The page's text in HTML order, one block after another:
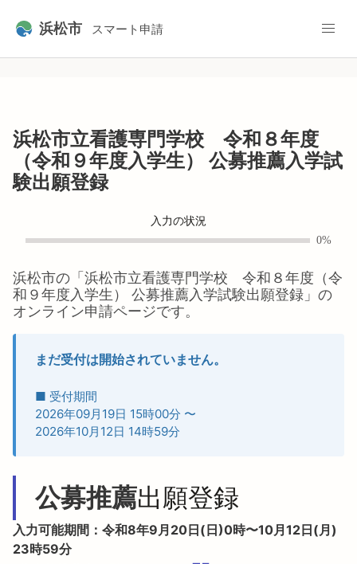
浜松市 スマート申請
浜松市立看護専門学校 令和８年度
（令和９年度入学生） 公募推薦入学試
験出願登録
入力の状況
0%
浜松市の「 浜松市立看護専門学校 令和８年度（令
和９年度入学生） 公募推薦入学試験出願登録 」の
オンライン申請ページです。
まだ受付は開始されていません。
■ 受付期間
2026年09月19日 15時00分 〜
2026年10月12日 14時59分
公募推薦出願登録
入力可能期間：令和8年9月20日(日)0時〜10月12日(月)
23時59分